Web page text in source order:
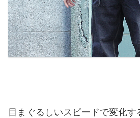
目まぐるしいスピードで変化